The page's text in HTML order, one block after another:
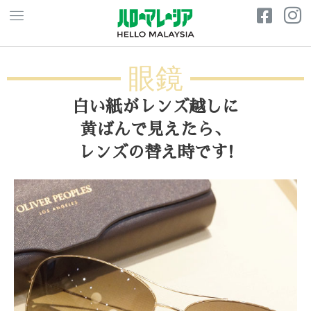
眼鏡
白い紙がレンズ越しに
黄ばんで見えたら、
レンズの替え時です!